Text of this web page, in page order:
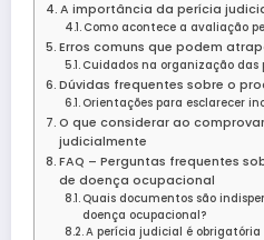
A importância da perícia
Como acontece a avaliação
Erros comuns que podem
Cuidados na organização das
Dúvidas frequentes sobre o
Orientações para esclarecer
O que considerar ao
judicialmente
FAQ – Perguntas frequentes
de doença ocupacional
Quais documentos são
doença ocupacional?
A perícia judicial é obrigatória